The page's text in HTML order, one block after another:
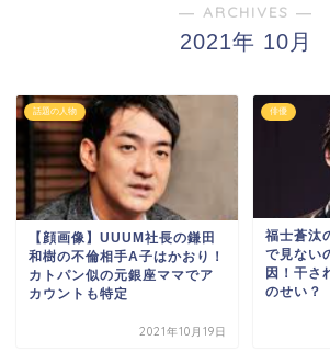
― ARCHIVES ―
2021年 10月
話題の人物
【顔画像】UUUM社長の鎌田
和樹の不倫相手A子はかおり！
カトパン似の元銀座ママでア
カウントも特定
2021年10月19日
俳優
福士蒼汰
で見ない
因！干さ
のせい？